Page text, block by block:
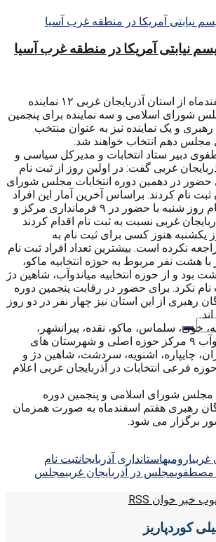
نیابتی آمریکا در منطقه غرب آسیا
در انتخابات هفتم اسفندماه از استان آذربایجان غربی ۱۲ نماینده
شورای اسلامی و سه نماینده برای پنجمین
و یک نماینده نیز به عنوان منتخب
مجلس دهم انتخاب خواهند شد.
دبیر ستاد انتخابات و مدیرکل سیاسی و
غربی گفت: در اولین روز از ثبت نام
حضور در دهمین دوره انتخابات مجلس شورای
نام کردند. براساس آخرین آمار این افراد
تا آخرین مهلت ثبت نام روز شنبه با حضور در ۹ فرمانداری مرکز و
غربی نسبت به ثبت نام اقدام کردند
تا ساعت ۹ روز یکشنبه هنوز کسی برای ثبت نام به
نکرده است. بیشترین تعداد افراد ثبت نام
هشت نفر مربوط به حوزه انتخابیه ماکو،
بود و از حوزه انتخابیه میاندوآب، شاهین دژ
نکرد. برای حضور در رقابت پنجمین دوره
رهبری از این استان نیز چهار نفر در دو روز
خوی، سلماس، ماکو، نقده، پیرانشهر،
مهاباد، بوکان و میاندوآب ۹ مرکز حوزه اصلی و شهرستان های
چایپاره، اشنویه، سردشت، شاهین دژ و
فرعی انتخابات در آذربایجان غربی اعلام
مجلس شورای اسلامی و پنجمین دوره
رهبری هفتم اسفندماه به صورت همزمان
برگزار می شود.
غربیارومیهاستانداری آذربایجانثبت نام
مصطفویمجلس در آذربایجان غربیمجلس
خبر خوان RSS
کوردپاریز